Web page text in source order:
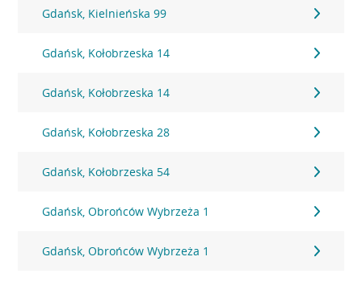
Gdańsk, Kielnieńska 99
Gdańsk, Kołobrzeska 14
Gdańsk, Kołobrzeska 14
Gdańsk, Kołobrzeska 28
Gdańsk, Kołobrzeska 54
Gdańsk, Obrońców Wybrzeża 1
Gdańsk, Obrońców Wybrzeża 1